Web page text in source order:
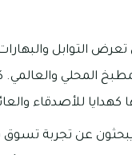
التوابل
المحلي والعالمي.
للأصدقاء
يبحثون عن تجربة